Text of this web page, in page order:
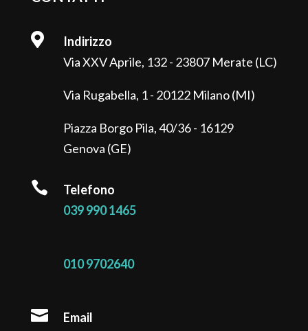

Indirizzo
Via XXV Aprile, 132 - 23807 Merate (LC)
Via Rugabella, 1 - 20122 Milano (MI)
Piazza Borgo Pila, 40/36 - 16129
Genova (GE)

Telefono
039 990 1465
010 9702640
 Email